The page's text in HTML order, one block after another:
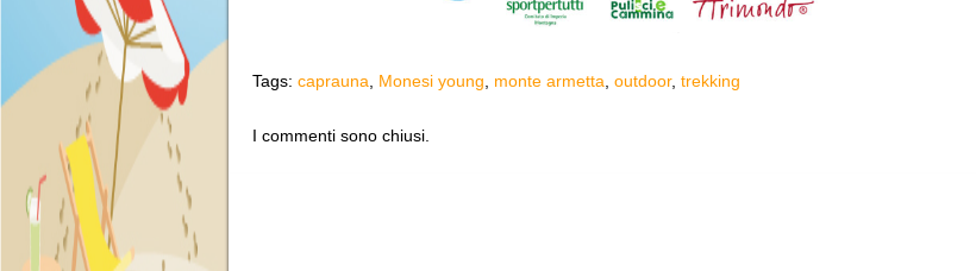
Tags: caprauna Monesi young monte armetta outdoor, trekking
I commenti sono chiusi.